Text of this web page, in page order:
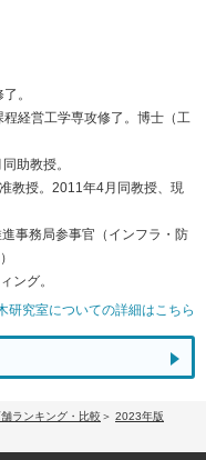
。
経営工学専攻修了。博士（工
助教授。
教授。2011年4月同教授、現
事務局参事官（インフラ・防
ング。
研究室についての詳細はこちら
ランキング・比較
2023年版